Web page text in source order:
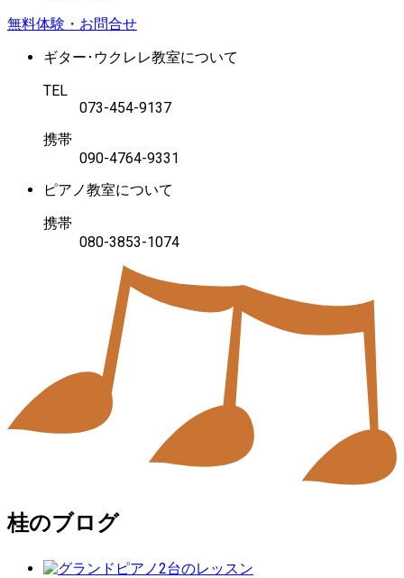
無料体験・お問合せ
ギター･ウクレレ教室について
TEL
073-454-9137
携帯
090-4764-9331
ピアノ教室について
携帯
080-3853-1074
桂のブログ